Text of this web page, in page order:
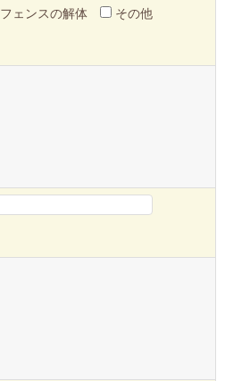
フェンスの解体 その他